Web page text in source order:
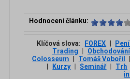
Hodnocení článku:
Klíčová slova: FOREX
Trading
Obchodování
Colosseum
Tomáš Vobořil
Kurzy Seminář Trh